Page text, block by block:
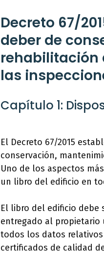
Decreto 67/
deber de
rehabilitación
las
Capítulo 1:
El Decreto 67/2015
conservación,
Uno de los aspectos
un libro del edificio en
El libro del edificio
entregado al propietario
todos los datos
certificados de calidad